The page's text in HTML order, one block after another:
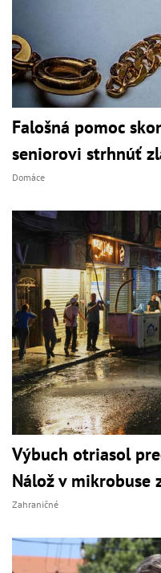
Falošná pomoc
seniorovi strhnúť
Domáce
Výbuch otriasol
Nálož v mikrobuse
Zahraničné